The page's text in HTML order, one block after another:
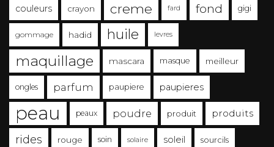
couleurs crayon creme fard fond gigi
gommage hadid huile levres
maquillage mascara masque meilleur
ongles parfum paupiere paupieres
peau peaux poudre produit produits
rides rouge soin solaire soleil sourcils